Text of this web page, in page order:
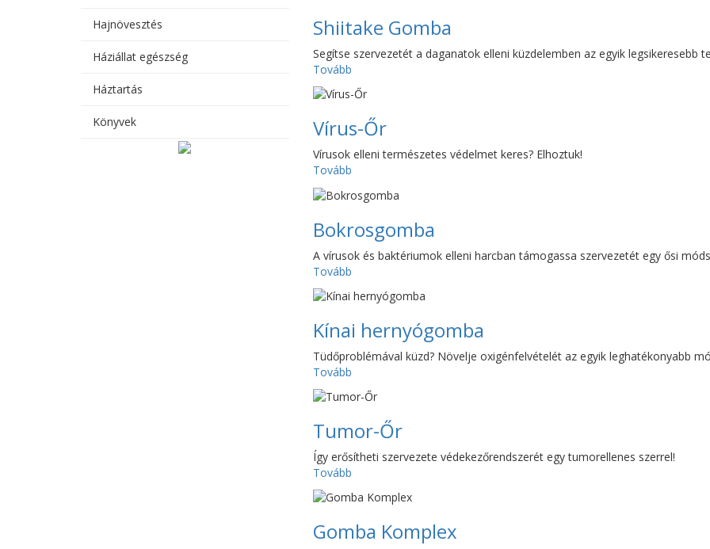
Shiitake Gomba
Segítse szervezetét a daganatok elleni küzdelemben az egyik legsikeresebb
Tovább
Vírus-Őr
Vírusok elleni természetes védelmet keres? Elhoztuk!
Tovább
Bokrosgomba
A vírusok és baktériumok elleni harcban támogassa szervezetét egy ősi
Tovább
Kínai hernyógomba
Tüdőproblémával küzd? Növelje oxigénfelvételét az egyik leghatékonyabb
Tovább
Tumor-Őr
Így erősítheti szervezete védekezőrendszerét egy tumorellenes szerrel!
Tovább
Gomba Komplex
Hajnövesztés
Háziállat egészség
Háztartás
Könyvek